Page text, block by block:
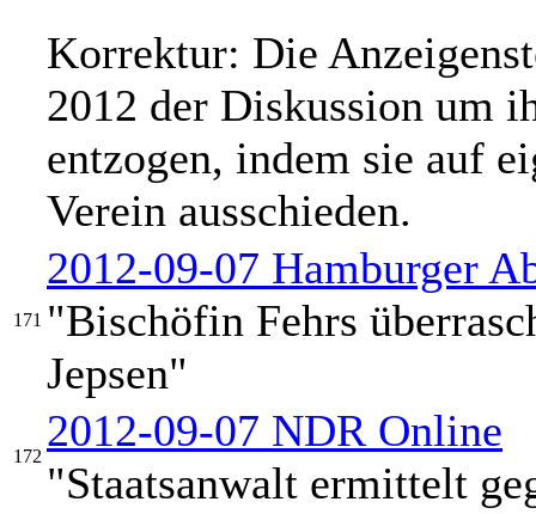
Korrektur: Die
2012 der Diskussion um
entzogen, indem sie auf
Verein ausschieden.
171
2012-09-07 Hamburger
"Bischöfin Fehrs
Jepsen"
172
2012-09-07 NDR Online
"Staatsanwalt ermittelt